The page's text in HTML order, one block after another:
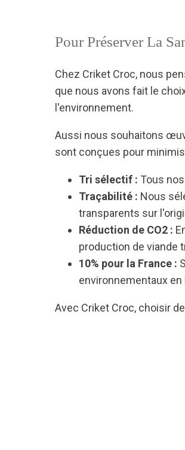
Pour Préserver La
Chez Criket Croc, nous
que nous avons fait le
l'environnement.
Aussi nous souhaitons
sont conçues pour
Tri sélectif : Tous
Traçabilité : Nous
transparents sur
Réduction de CO2 :
production de viande
10% pour la France :
environnementaux en
Avec Criket Croc, choisir